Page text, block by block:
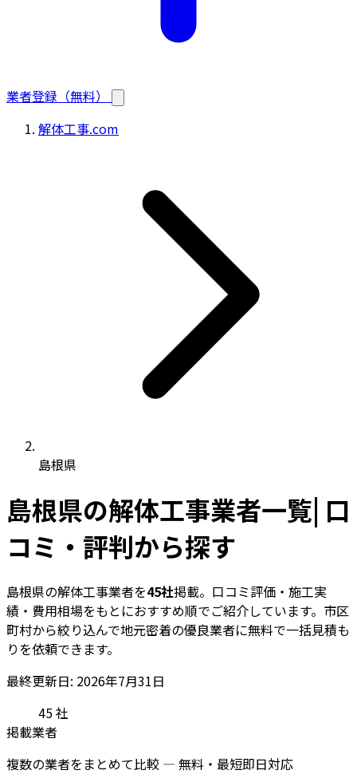
業者登録（無料）
解体工事.com
島根県
島根県の解体工事業者一覧| 口
コミ・評判から探す
島根県の解体工事業者を45社掲載。口コミ評価・施工実
績・費用相場をもとにおすすめ順でご紹介しています。市区
町村から絞り込んで地元密着の優良業者に無料で一括見積も
りを依頼できます。
最終更新日: 2026年7月31日
45社
掲載業者
複数の業者をまとめて比較 — 無料・最短即日対応